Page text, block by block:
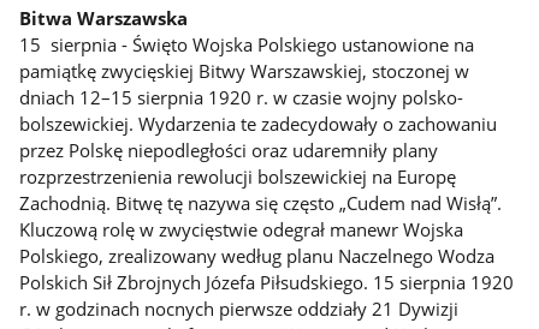
Bitwa Warszawska
15 sierpnia - Święto Wojska Polskiego ustanowione na
pamiątkę zwycięskiej Bitwy Warszawskiej, stoczonej w
dniach 12–15 sierpnia 1920 r. w czasie wojny polsko-
bolszewickiej. Wydarzenia te zadecydowały o zachowaniu
przez Polskę niepodległości oraz udaremniły plany
rozprzestrzenienia rewolucji bolszewickiej na Europę
Zachodnią. Bitwę tę nazywa się często „Cudem nad Wisłą”.
Kluczową rolę w zwycięstwie odegrał manewr Wojska
Polskiego, zrealizowany według planu Naczelnego Wodza
Polskich Sił Zbrojnych Józefa Piłsudskiego. 15 sierpnia 1920
r. w godzinach nocnych pierwsze oddziały 21 Dywizji